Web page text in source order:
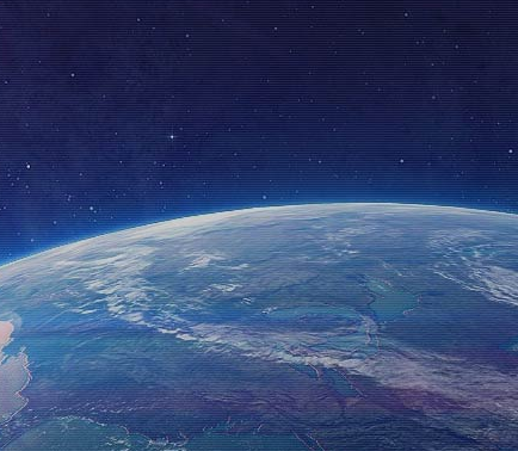
Nouvelles De La Société
Nouvelles De L'industrie
Nouvelles De L'exposition
Coordonnées
Feedback
English
عربى
Español
Svenska
Slovák
Română
Português
فارسی
Bahasa Melayu
Italiano